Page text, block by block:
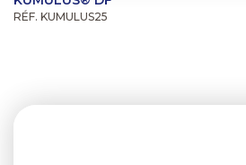
RÉF. KUMULUS25